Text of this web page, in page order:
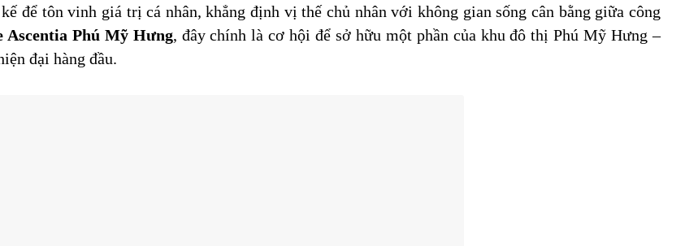
để tôn vinh giá trị cá nhân, khẳng định vị thế chủ nhân với không gian sống cân bằng giữa công
Ascentia Phú Mỹ Hưng, đây chính là cơ hội để sở hữu một phần của khu đô thị Phú Mỹ Hưng –
đại hàng đầu.